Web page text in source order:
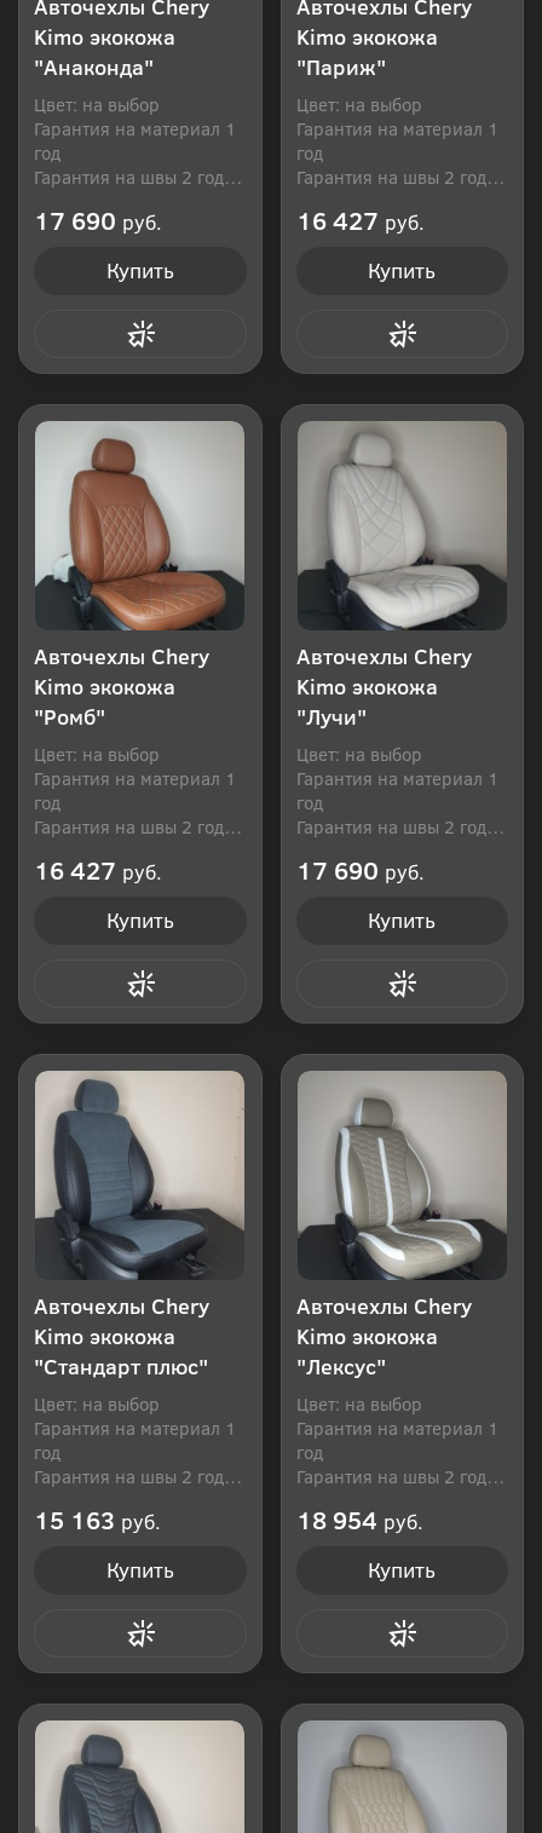
Авточехлы Chery
Kimo экокожа
"Анаконда"
Цвет: на выбор
Гарантия на материал 1
год
Гарантия на швы 2 года
17 690 руб.
Купить
Авточехлы Chery
Kimo экокожа
"Париж"
Цвет: на выбор
Гарантия на материал 1
год
Гарантия на швы 2 года
16 427 руб.
Купить
Авточехлы Chery
Kimo экокожа
"Ромб"
Цвет: на выбор
Гарантия на материал 1
год
Гарантия на швы 2 года
16 427 руб.
Купить
Авточехлы Chery
Kimo экокожа
"Лучи"
Цвет: на выбор
Гарантия на материал 1
год
Гарантия на швы 2 года
17 690 руб.
Купить
Авточехлы Chery
Kimo экокожа
"Стандарт плюс"
Цвет: на выбор
Гарантия на материал 1
год
Гарантия на швы 2 года
15 163 руб.
Купить
Авточехлы Chery
Kimo экокожа
"Лексус"
Цвет: на выбор
Гарантия на материал 1
год
Гарантия на швы 2 года
18 954 руб.
Купить